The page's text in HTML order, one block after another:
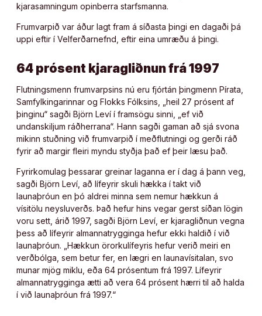
kjarasamningum opinberra starfsmanna.
Frumvarpið var áður lagt fram á síðasta þingi en dagaði þá
uppi eftir í Velferðarnefnd, eftir eina umræðu á þingi.
64 prósent kjaragliðnun frá 1997
Flutningsmenn frumvarpsins nú eru fjórtán þingmenn Pírata,
Samfylkingarinnar og Flokks Fólksins, „heil 27 prósent af
þinginu“ sagði Björn Leví í framsögu sinni, „ef við
undanskiljum ráðherrana“. Hann sagði gaman að sjá svona
mikinn stuðning við frumvarpið í meðflutningi og gerði ráð
fyrir að margir fleiri myndu styðja það ef þeir læsu það.
Fyrirkomulag þessarar greinar laganna er í dag á þann veg,
sagði Björn Leví, að lífeyrir skuli hækka í takt við
launaþróun en þó aldrei minna sem nemur hækkun á
vísitölu neysluverðs. Það hefur hins vegar gerst síðan lögin
voru sett, árið 1997, sagði Björn Leví, er kjaragliðnun vegna
þess að lífeyrir almannatrygginga hefur ekki haldið í við
launaþróun. „Hækkun örorkulífeyris hefur verið meiri en
verðbólga, sem betur fer, en lægri en launavísitalan, svo
munar mjög miklu, eða 64 prósentum frá 1997. Lífeyrir
almannatrygginga ætti að vera 64 prósent hærri til að halda
í við launaþróun frá 1997.“